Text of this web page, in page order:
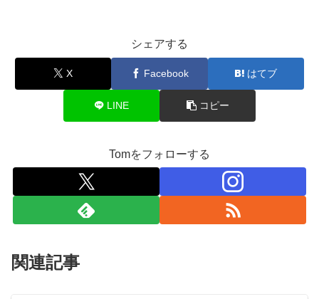
シェアする
X Facebook はてブ
LINE コピー
Tomをフォローする
関連記事